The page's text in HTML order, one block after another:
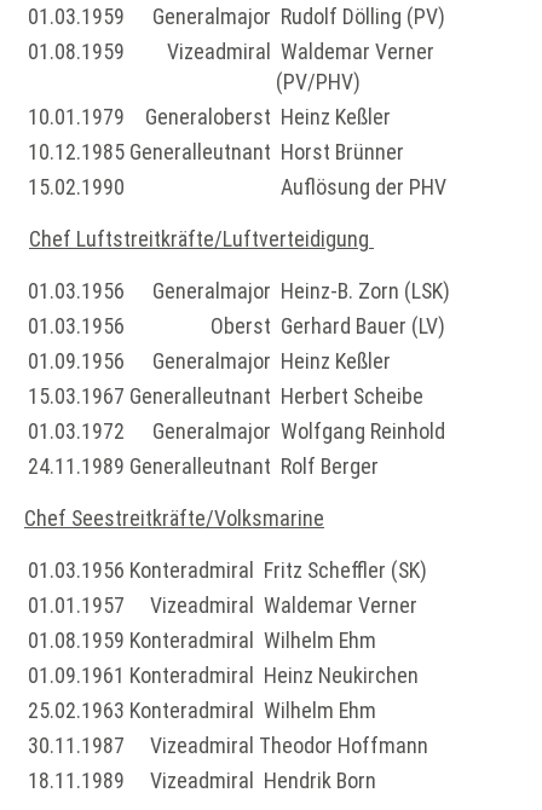
01.03.1959
Generalmajor Rudolf Dölling (PV)
01.08.1959
Vizeadmiral
Waldemar Verner
(PV/PHV)
10.01.1979
Generaloberst Heinz Keßler
10.12.1985 Generalleutnant Horst Brünner
15.02.1990
Auflösung der PHV
Chef Luftstreitkräfte/Luftverteidigung
01.03.1956 Generalmajor Heinz-B. Zorn (LSK)
01.03.1956
Oberst Gerhard Bauer (LV)
01.09.1956
Generalmajor Heinz Keßler
15.03.1967 Generalleutnant Herbert Scheibe
01.03.1972
Generalmajor Wolfgang Reinhold
24.11.1989 Generalleutnant Rolf Berger
Chef Seestreitkräfte/Volksmarine
01.03.1956 Konteradmiral
Fritz Scheffler (SK)
01.01.1957
Vizeadmiral
Waldemar Verner
01.08.1959 Konteradmiral
Wilhelm Ehm
01.09.1961 Konteradmiral
Heinz Neukirchen
25.02.1963 Konteradmiral
Wilhelm Ehm
30.11.1987
Vizeadmiral Theodor Hoffmann
18.11.1989
Vizeadmiral Hendrik Born